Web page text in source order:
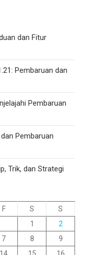
dan Fitur
Pembaruan dan
Pembaruan
Pembaruan
Trik, dan Strategi
F S
S
1
2
7 8
9
14 15
16